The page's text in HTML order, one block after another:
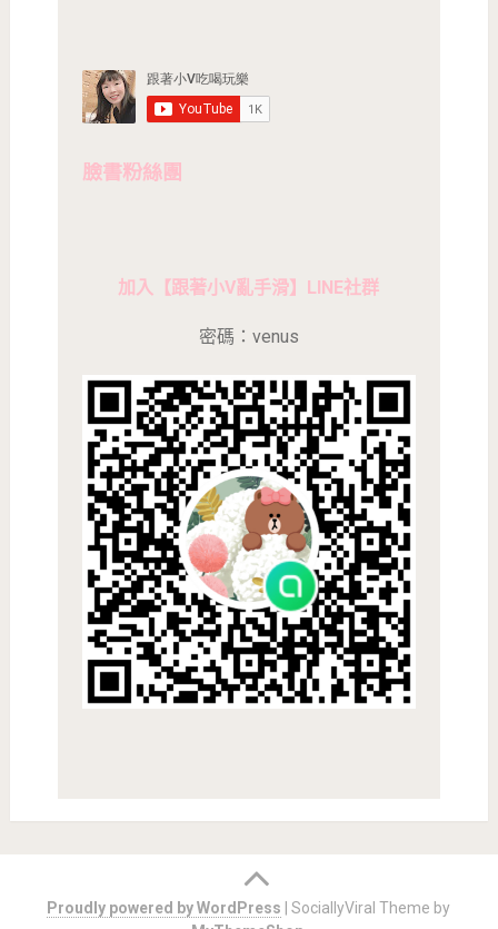
臉書粉絲團
加入【跟著小V亂手滑】LINE社群
密碼：venus
Proudly powered by WordPress |SociallyViral Theme by